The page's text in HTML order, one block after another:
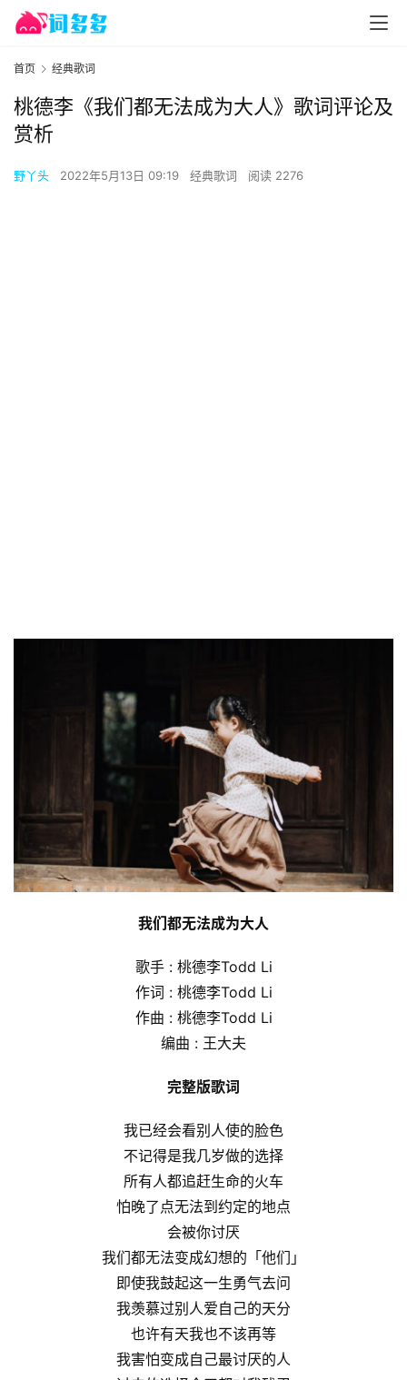
首页 经典歌词
桃德李《我们都无法成为大人》歌词评论及
赏析
野丫头 2022年5月13日 09:19 经典歌词 阅读 2276
我们都无法成为大人
歌手 : 桃德李Todd Li
作词 : 桃德李Todd Li
作曲 : 桃德李Todd Li
编曲 : 王大夫
完整版歌词
我已经会看别人使的脸色
不记得是我几岁做的选择
所有人都追赶生命的火车
怕晚了点无法到约定的地点
会被你讨厌
我们都无法变成幻想的「他们」
即使我鼓起这一生勇气去问
我羡慕过别人爱自己的天分
也许有天我也不该再等
我害怕变成自己最讨厌的人